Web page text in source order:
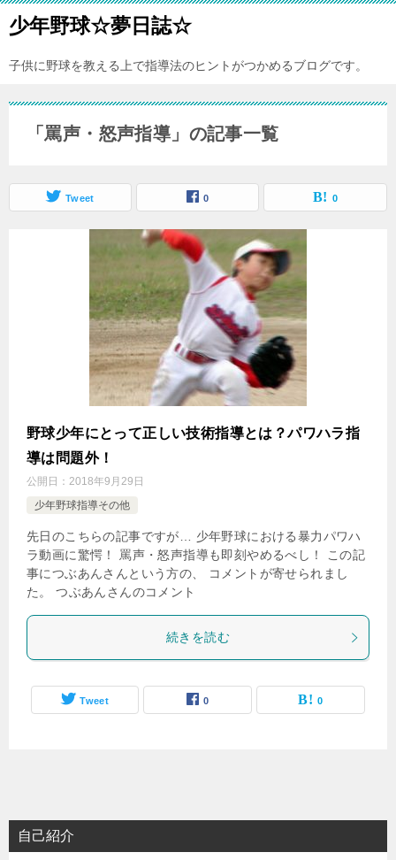
少年野球☆夢日誌☆
子供に野球を教える上で指導法のヒントがつかめるブログです。
「罵声・怒声指導」の記事一覧
Tweet 0 0
野球少年にとって正しい技術指導とは？パワハラ指
導は問題外！
公開日： 2018年9月29日
少年野球指導その他
先日のこちらの記事ですが… 少年野球における暴力パワハ
ラ動画に驚愕！ 罵声・怒声指導も即刻やめるべし！ この記
事につぶあんさんという方の、 コメントが寄せられまし
た。 つぶあんさんのコメント
続きを読む
Tweet 0 0
自己紹介